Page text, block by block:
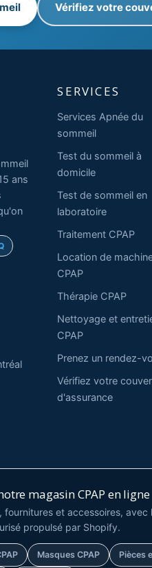
Vérifiez votre
ans
SERVICES
Services Apnée du
sommeil
Test du sommeil à
domicile
Test de sommeil en
laboratoire
Traitement CPAP
Location de
CPAP
Thérapie CPAP
Nettoyage et
CPAP
Prenez un rendez-
Vérifiez votre
d'assurance
magasin CPAP en ligne
fournitures et accessoires,
propulsé par Shopify.
Masques CPAP Pièces